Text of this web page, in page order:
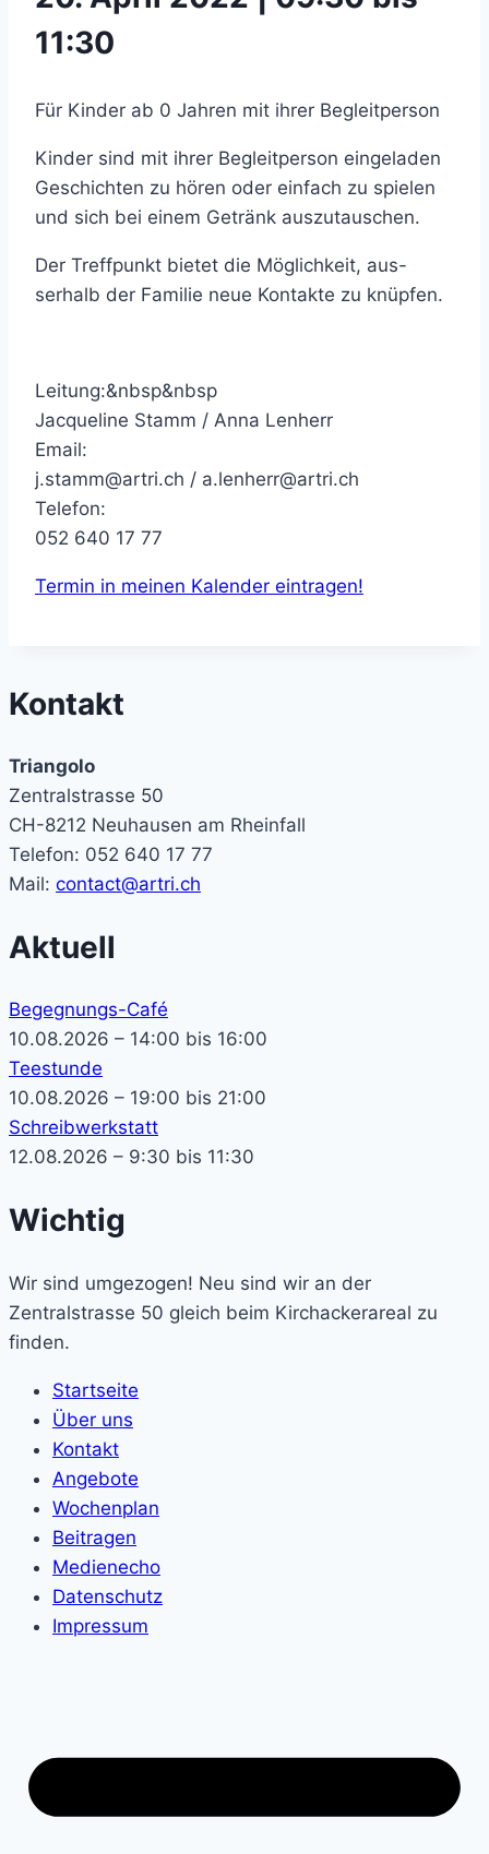
11:30
Für Kinder ab 0 Jahren mit ihrer Begleitperson
Kinder sind mit ihrer Begleitperson eingeladen
Geschichten zu hören oder einfach zu spielen
und sich bei einem Getränk auszutauschen.
Der Treffpunkt bietet die Möglichkeit, aus-
serhalb der Familie neue Kontakte zu knüpfen.
Leitung:&nbsp&nbsp
Jacqueline Stamm / Anna Lenherr
Email:
j.stamm@artri.ch / a.lenherr@artri.ch
Telefon:
052 640 17 77
Termin in meinen Kalender eintragen!
Kontakt
Triangolo
Zentralstrasse 50
CH-8212 Neuhausen am Rheinfall
Telefon: 052 640 17 77
Mail: contact@artri.ch
Aktuell
Begegnungs-Café
10.08.2026 – 14:00 bis 16:00
Teestunde
10.08.2026 – 19:00 bis 21:00
Schreibwerkstatt
12.08.2026 – 9:30 bis 11:30
Wichtig
Wir sind umgezogen! Neu sind wir an der
Zentralstrasse 50 gleich beim Kirchackerareal zu
finden.
Startseite
Über uns
Kontakt
Angebote
Wochenplan
Beitragen
Medienecho
Datenschutz
Impressum